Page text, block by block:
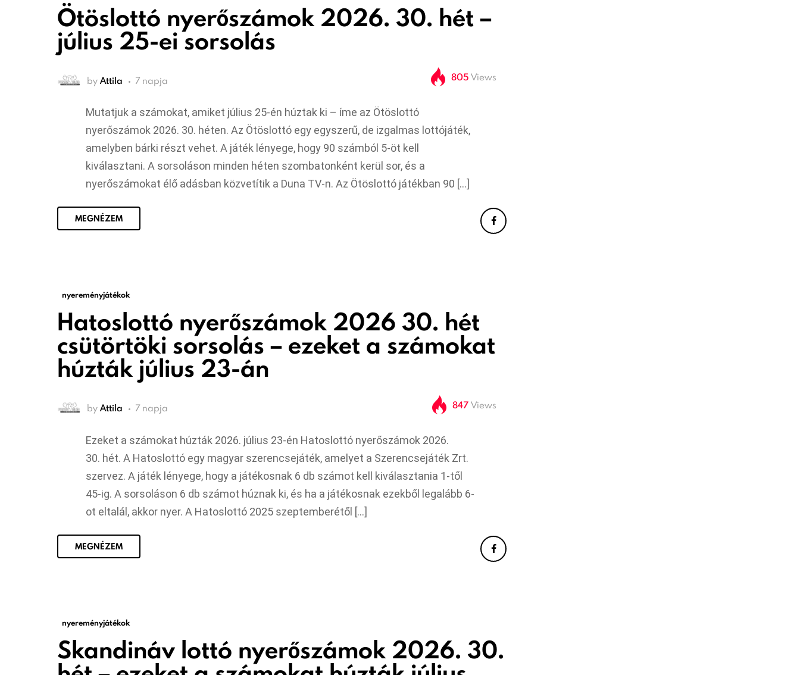
Ötöslottó nyerőszámok 2026. 30. hét –
július 25-ei sorsolás
by Attila 7 napja 805 Views
Mutatjuk a számokat, amiket július 25-én húztak ki – íme az Ötöslottó
nyerőszámok 2026. 30. héten. Az Ötöslottó egy egyszerű, de izgalmas lottójáték,
amelyben bárki részt vehet. A játék lényege, hogy 90 számból 5-öt kell
kiválasztani. A sorsoláson minden héten szombatonként kerül sor, és a
nyerőszámokat élő adásban közvetítik a Duna TV-n. Az Ötöslottó játékban 90 […]
MEGNÉZEM
nyereményjátékok
Hatoslottó nyerőszámok 2026 30. hét
csütörtöki sorsolás – ezeket a számokat
húzták július 23-án
by Attila 7 napja 847 Views
Ezeket a számokat húzták 2026. július 23-én Hatoslottó nyerőszámok 2026.
30. hét. A Hatoslottó egy magyar szerencsejáték, amelyet a Szerencsejáték Zrt.
szervez. A játék lényege, hogy a játékosnak 6 db számot kell kiválasztania 1-től
45-ig. A sorsoláson 6 db számot húznak ki, és ha a játékosnak ezekből legalább 6-
ot eltalál, akkor nyer. A Hatoslottó 2025 szeptemberétől […]
MEGNÉZEM
nyereményjátékok
Skandináv lottó nyerőszámok 2026. 30.